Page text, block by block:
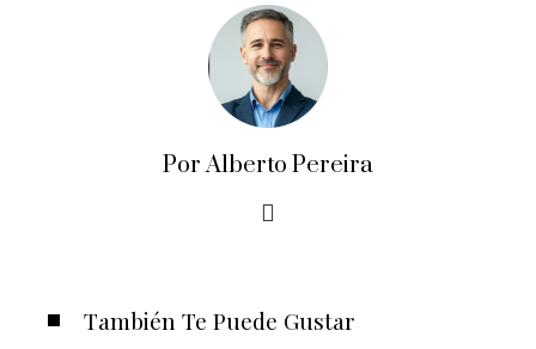
Por Alberto Pereira
También Te Puede Gustar